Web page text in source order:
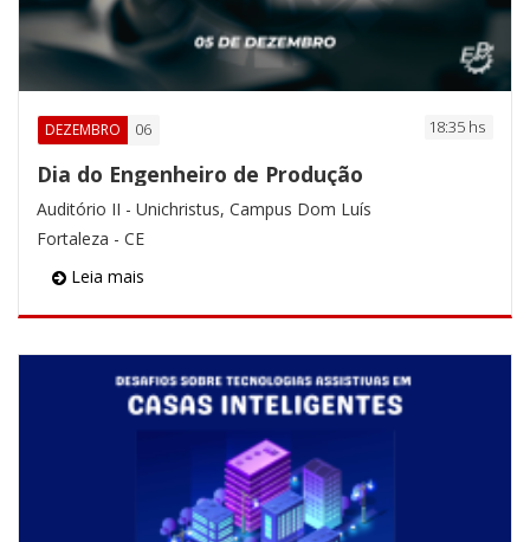
DEZEMBRO 06 18:35 hs
Dia do Engenheiro de Produção
Auditório II - Unichristus, Campus Dom Luís
Fortaleza - CE
Leia mais